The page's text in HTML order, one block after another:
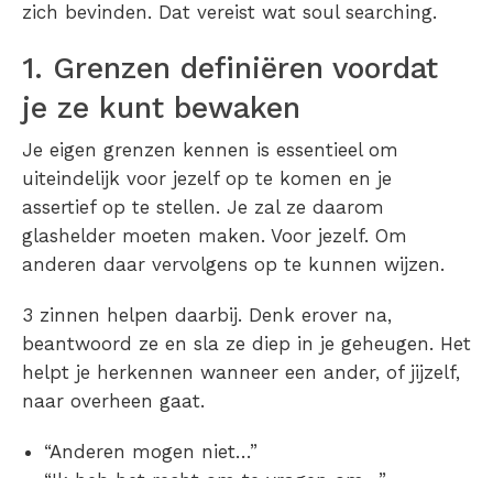
zich bevinden. Dat vereist wat soul searching.
1. Grenzen definiëren voordat
je ze kunt bewaken
Je eigen grenzen kennen is essentieel om
uiteindelijk voor jezelf op te komen en je
assertief op te stellen. Je zal ze daarom
glashelder moeten maken. Voor jezelf. Om
anderen daar vervolgens op te kunnen wijzen.
3 zinnen helpen daarbij. Denk erover na,
beantwoord ze en sla ze diep in je geheugen. Het
helpt je herkennen wanneer een ander, of jijzelf,
naar overheen gaat.
“Anderen mogen niet…”